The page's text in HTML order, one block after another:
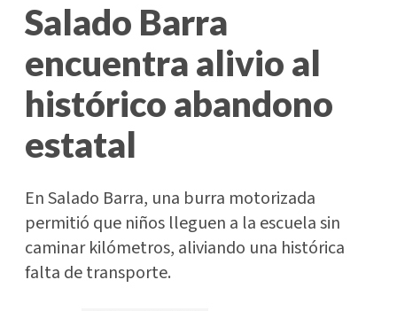
Salado Barra
encuentra alivio al
histórico abandono
estatal
En Salado Barra, una burra motorizada
permitió que niños lleguen a la escuela sin
caminar kilómetros, aliviando una histórica
falta de transporte.